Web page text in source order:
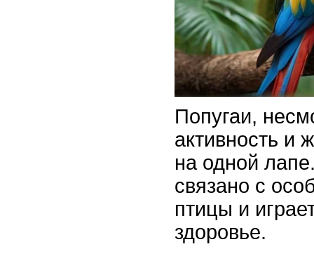
Попугаи,
активность и
на одной
связано с
птицы и
здоровье.